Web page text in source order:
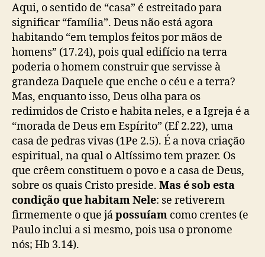
Aqui, o sentido de “casa” é estreitado para
significar “família”. Deus não está agora
habitando “em templos feitos por mãos de
homens” (17.24), pois qual edifício na terra
poderia o homem construir que servisse à
grandeza Daquele que enche o céu e a terra?
Mas, enquanto isso, Deus olha para os
redimidos de Cristo e habita neles, e a Igreja é a
“morada de Deus em Espírito” (Ef 2.22), uma
casa de pedras vivas (1Pe 2.5). É a nova criação
espiritual, na qual o Altíssimo tem prazer. Os
que crêem constituem o povo e a casa de Deus,
sobre os quais Cristo preside. Mas é sob esta
condição que habitam Nele: se retiverem
firmemente o que jápossuíam como crentes (e
Paulo inclui a si mesmo, pois usa o pronome
nós; Hb 3.14).